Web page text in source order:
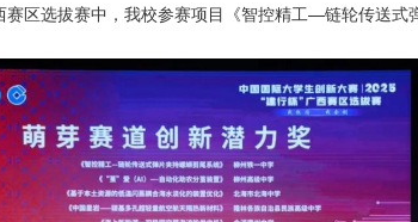
区选拔赛中，我校参赛项目《智控精工—链轮传送式